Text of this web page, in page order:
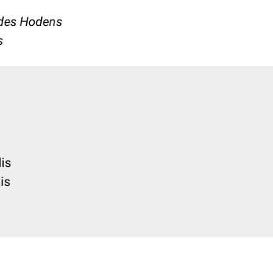
Hodens